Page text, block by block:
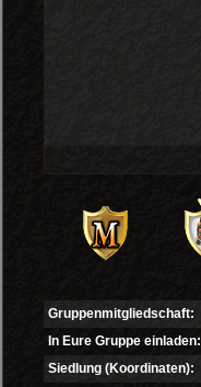
Gruppenmitgliedschaft:
In Eure Gruppe einladen:
Siedlung (Koordinaten):